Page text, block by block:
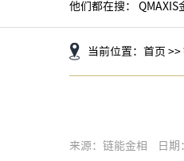
他们都在搜： QMAXIS
当前位置： 首页 >>
来源：链能金相 日